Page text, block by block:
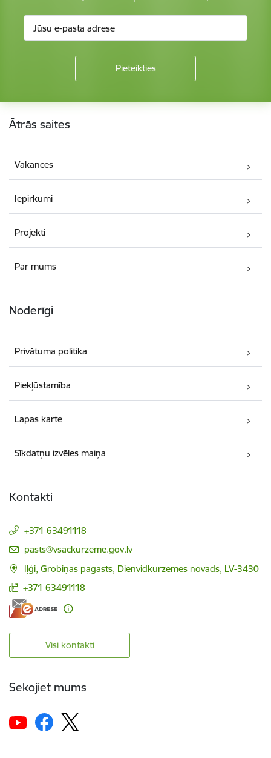
Kājene
Ātrās saites
Vakances
Iepirkumi
Projekti
Par mums
Noderīgi
Privātuma politika
Piekļūstamība
Lapas karte
Sīkdatņu izvēles maiņa
Kontakti
+371 63491118
E-pasts:
pasts@vsackurzeme.gov.lv
Iļģi, Grobiņas pagasts, Dienvidkurzemes novads, LV-3430
+371 63491118
Visi kontakti
Sekojiet mums